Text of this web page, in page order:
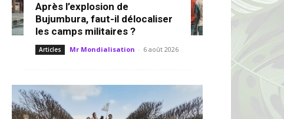
Après l’explosion de
Bujumbura, faut-il délocaliser
les camps militaires ?
Articles Mr Mondialisation - 6 août 2026